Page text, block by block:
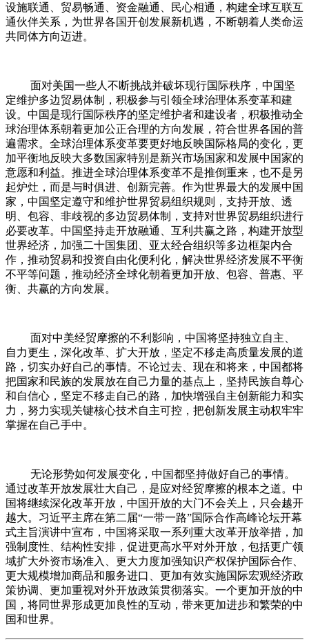
设施联通、贸易畅通、资金融通、民心相通，构建全球互联互
通伙伴关系，为世界各国开创发展新机遇，不断朝着人类命运
共同体方向迈进。
面对美国一些人不断挑战并破坏现行国际秩序，中国坚
定维护多边贸易体制，积极参与引领全球治理体系变革和建
设。中国是现行国际秩序的坚定维护者和建设者，积极推动全
球治理体系朝着更加公正合理的方向发展，符合世界各国的普
遍需求。全球治理体系变革要更好地反映国际格局的变化，更
加平衡地反映大多数国家特别是新兴市场国家和发展中国家的
意愿和利益。推进全球治理体系变革不是推倒重来，也不是另
起炉灶，而是与时俱进、创新完善。作为世界最大的发展中国
家，中国坚定遵守和维护世界贸易组织规则，支持开放、透
明、包容、非歧视的多边贸易体制，支持对世界贸易组织进行
必要改革。中国坚持走开放融通、互利共赢之路，构建开放型
世界经济，加强二十国集团、亚太经合组织等多边框架内合
作，推动贸易和投资自由化便利化，解决世界经济发展不平衡
不平等问题，推动经济全球化朝着更加开放、包容、普惠、平
衡、共赢的方向发展。
面对中美经贸摩擦的不利影响，中国将坚持独立自主、
自力更生，深化改革、扩大开放，坚定不移走高质量发展的道
路，切实办好自己的事情。不论过去、现在和将来，中国都将
把国家和民族的发展放在自己力量的基点上，坚持民族自尊心
和自信心，坚定不移走自己的路，加快增强自主创新能力和实
力，努力实现关键核心技术自主可控，把创新发展主动权牢牢
掌握在自己手中。
无论形势如何发展变化，中国都坚持做好自己的事情。
通过改革开放发展壮大自己，是应对经贸摩擦的根本之道。中
国将继续深化改革开放，中国开放的大门不会关上，只会越开
越大。习近平主席在第二届“一带一路”国际合作高峰论坛开幕
式主旨演讲中宣布，中国将采取一系列重大改革开放举措，加
强制度性、结构性安排，促进更高水平对外开放，包括更广领
域扩大外资市场准入、更大力度加强知识产权保护国际合作、
更大规模增加商品和服务进口、更加有效实施国际宏观经济政
策协调、更加重视对外开放政策贯彻落实。一个更加开放的中
国，将同世界形成更加良性的互动，带来更加进步和繁荣的中
国和世界。